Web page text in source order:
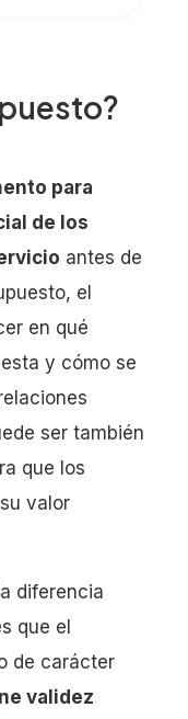
para
de los
antes de
el
en qué
y cómo se
ser también
que los
valor
diferencia
que el
de carácter
validez